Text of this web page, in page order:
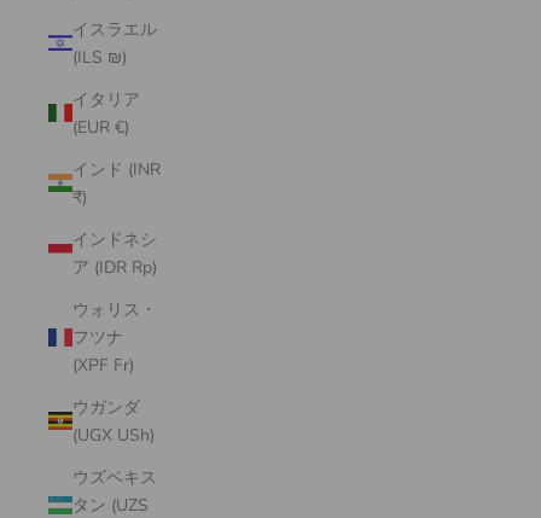
イスラエル
(ILS ₪)
イタリア
(EUR €)
インド (INR
₹)
インドネシ
ア (IDR Rp)
ウォリス・
フツナ
(XPF Fr)
ウガンダ
(UGX USh)
ウズベキス
タン (UZS